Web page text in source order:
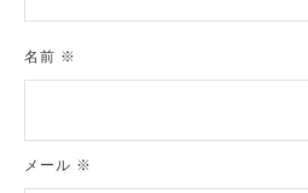
名前 ※
メール ※